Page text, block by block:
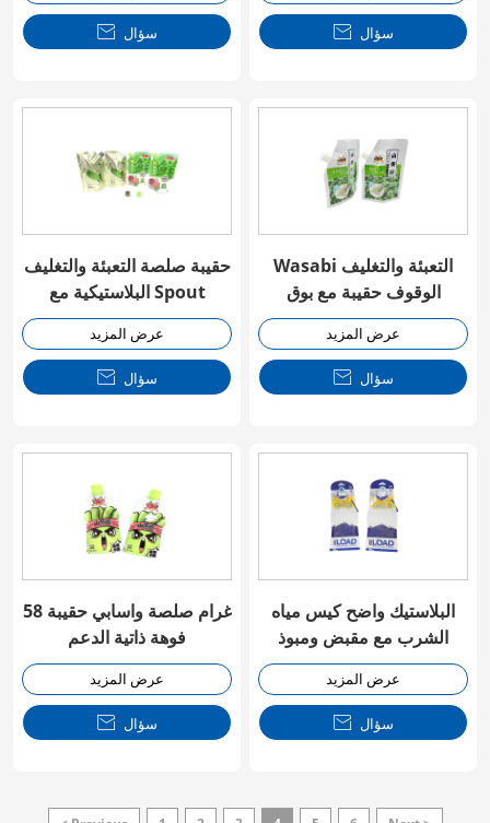
 سؤال  سؤال
حقيبة صلصة التعبئة والتغليف
البلاستيكية مع Spout
عرض المزيد
 سؤال
Wasabi التعبئة والتغليف
الوقوف حقيبة مع بوق
عرض المزيد
 سؤال
58 غرام صلصة واسابي حقيبة
فوهة ذاتية الدعم
عرض المزيد
 سؤال
البلاستيك واضح كيس مياه
الشرب مع مقبض ومبوذ
عرض المزيد
 سؤال